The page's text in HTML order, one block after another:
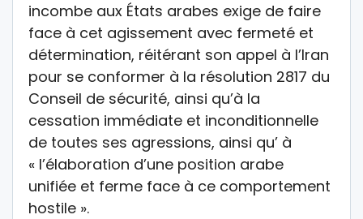
incombe aux États arabes exige de faire
face à cet agissement avec fermeté et
détermination, réitérant son appel à l’Iran
pour se conformer à la résolution 2817 du
Conseil de sécurité, ainsi qu’à la
cessation immédiate et inconditionnelle
de toutes ses agressions, ainsi qu’ à
« l’élaboration d’une position arabe
unifiée et ferme face à ce comportement
hostile ».